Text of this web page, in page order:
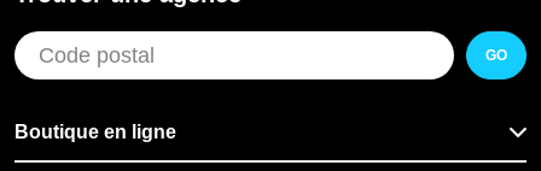
GO
Boutique en ligne